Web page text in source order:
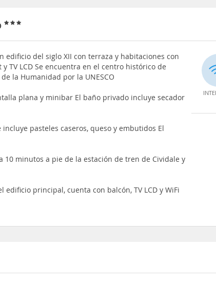
edificio del siglo XII con terraza y habitaciones con
TV LCD Se encuentra en el centro histórico de
la Humanidad por la UNESCO
plana y minibar El baño privado incluye secador
pasteles caseros, queso y embutidos El
10 minutos a pie de la estación de tren de Cividale y
principal, cuenta con balcón, TV LCD y WiFi